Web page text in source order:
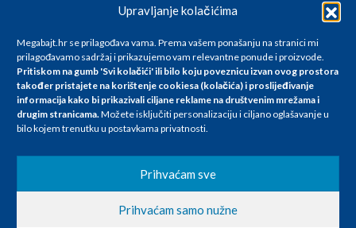
Upravljanje kolačićima
Megabajt.hr se prilagođava vama. Prema vašem ponašanju na stranici mi
prilagođavamo sadržaj i prikazujemo vam relevantne ponude i proizvode.
Pritiskom na gumb 'Svi kolačići' ili bilo koju poveznicu izvan ovog prostora
također pristajete na korištenje cookiesa (kolačića) i proslijeđivanje
informacija kako bi prikazivali ciljane reklame na društvenim mrežama i
drugim stranicama.Možete isključiti personalizaciju i ciljano oglašavanje u
bilo kojem trenutku u postavkama privatnosti.
Prihvaćam sve
Prihvaćam samo nužne
Za artikle kojih trenutno nema u ponudi obratite nam se na
info@megabajt.hr. Sve cijene su informativnog karaktera i podložne su
promjenama, a
iskazane su za avansno plaćanje(gotovina) u Eurima i uključuju PDV. Sve
se razlikovati od cijena u našim poslovnicama. Trudimo se dati što bolji
i točniji opis i sliku. Unatoč tome, ne možemo garantirati da su svi
nastale u opisu proizvoda, greške prilikom štampanja te promjene